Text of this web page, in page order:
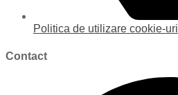
Politica de utilizare cookie-uri
Contact